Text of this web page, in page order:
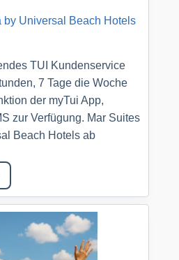
by Universal Beach Hotels
TUI Kundenservice
7 Tage die Woche
der myTui App,
zur Verfügung. Mar Suites
Beach Hotels ab